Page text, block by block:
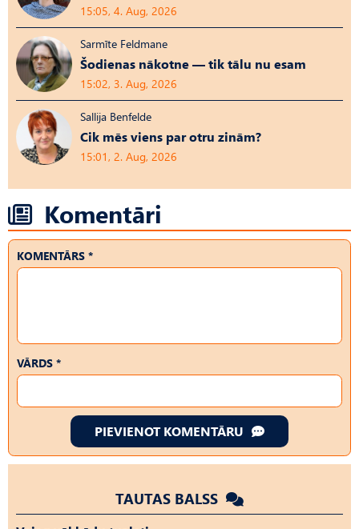
15:05, 4. Aug, 2026
Sarmīte Feldmane
Šodienas nākotne — tik tālu nu esam
15:02, 3. Aug, 2026
Sallija Benfelde
Cik mēs viens par otru zinām?
15:01, 2. Aug, 2026
Komentāri
KOMENTĀRS *
VĀRDS *
PIEVIENOT KOMENTĀRU
TAUTAS BALSS